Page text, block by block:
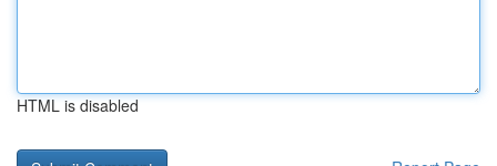
HTML is disabled